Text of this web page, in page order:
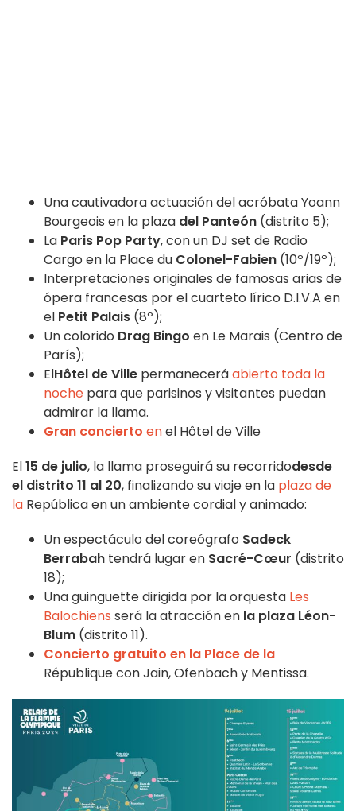
Una cautivadora actuación del acróbata Yoann
Bourgeois en la plaza del Panteón (distrito 5);
La Paris Pop Party, con un DJ set de Radio
Cargo en la Place du Colonel-Fabien (10º/19º);
Interpretaciones originales de famosas arias de
ópera francesas por el cuarteto lírico D.I.V.A en
el Petit Palais (8º);
Un colorido Drag Bingo en Le Marais (Centro de
París);
ElHôtel de Ville permaneceráabierto toda la
noche para que parisinos y visitantes puedan
admirar la llama.
Gran concierto enel Hôtel de Ville
El15 de julio, la llama proseguirá su recorridodesde
el distrito 11 al 20, finalizando su viaje en la plaza de
la Repúblicaen un ambiente cordial y animado:
Un espectáculo del coreógrafo Sadeck
Berrabah tendrá lugar en Sacré-Cœur (distrito
18);
Una guinguette dirigida por la orquesta Les
Balochiens será la atracción en la plaza Léon-
Blum (distrito 11).
Concierto gratuito en la Place de la
République con Jain, Ofenbach y Mentissa.